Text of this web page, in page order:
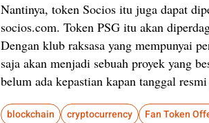
Nantinya, token Socios itu juga dapat
socios.com. Token PSG itu akan
Dengan klub raksasa yang mempunyai
saja akan menjadi sebuah proyek yang
belum ada kepastian kapan tanggal
blockchain cryptocurrency Fan Token